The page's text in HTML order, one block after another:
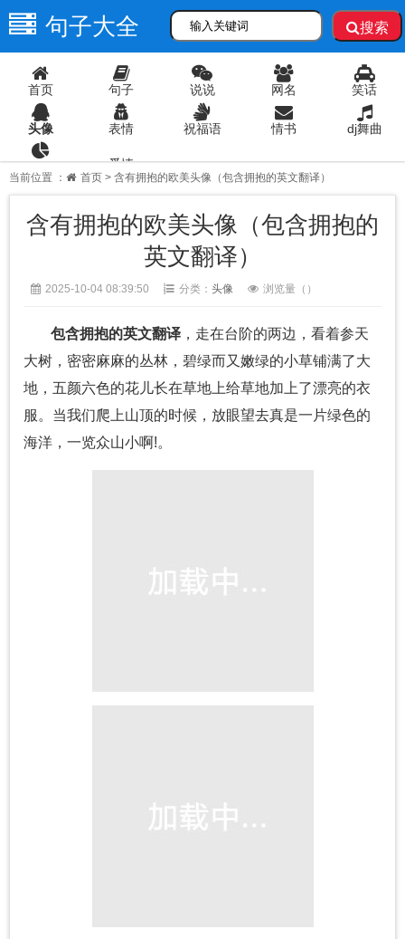
句子大全 搜索
首页 句子 说说 网名 笑话
头像 表情 祝福语 情书 dj舞曲
爱情
当前位置 ： 首页 > 含有拥抱的欧美头像（包含拥抱的英文翻译）
含有拥抱的欧美头像（包含拥抱的
英文翻译）
2025-10-04 08:39:50 分类： 头像 浏览量（ ）
包含拥抱的英文翻译 ，走在台阶的两边，看着参天
大树，密密麻麻的丛林，碧绿而又嫩绿的小草铺满了大
地，五颜六色的花儿长在草地上给草地加上了漂亮的衣
服。当我们爬上山顶的时候，放眼望去真是一片绿色的
海洋，一览众山小啊!。